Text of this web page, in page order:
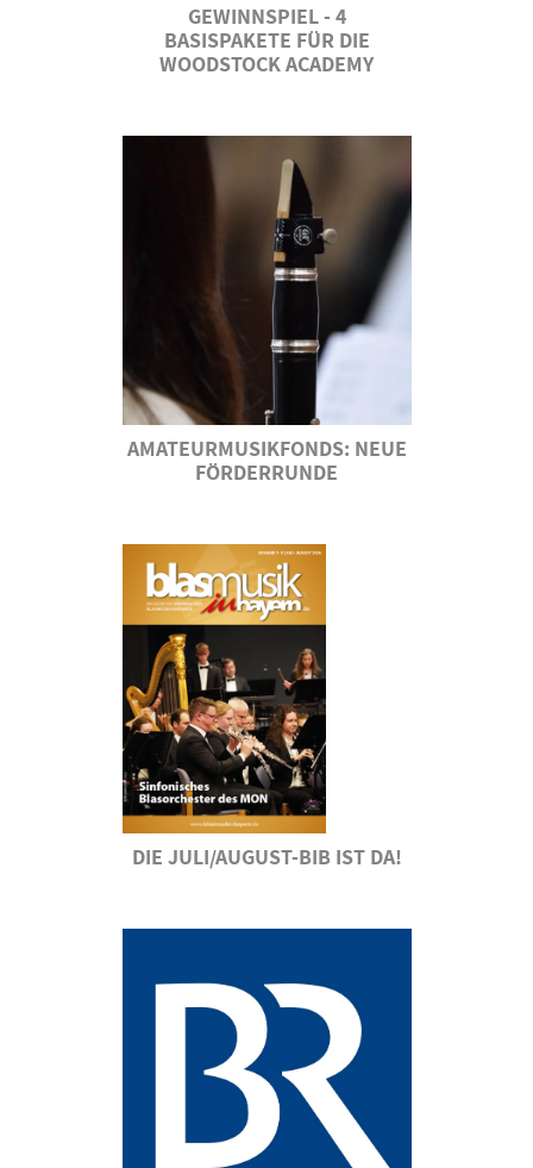
GEWINNSPIEL - 4
BASISPAKETE FÜR DIE
WOODSTOCK ACADEMY
AMATEURMUSIKFONDS: NEUE
FÖRDERRUNDE
DIE JULI/AUGUST-BIB IST DA!